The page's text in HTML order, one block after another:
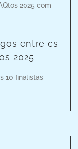
2025 com
entre os
2025
10 finalistas